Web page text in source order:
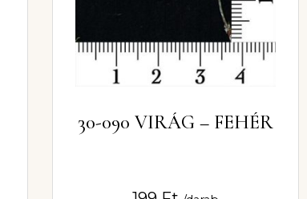
30-090 VIRÁG – FEHÉR